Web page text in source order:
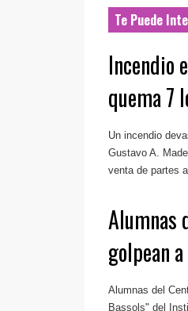
Te Puede
Incendio
quema 7
Un incendio
Gustavo A.
venta de partes
Alumnas
golpean
Alumnas del
Bassols" del